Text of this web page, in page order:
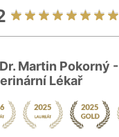
Martin Pokorný -
Lékař